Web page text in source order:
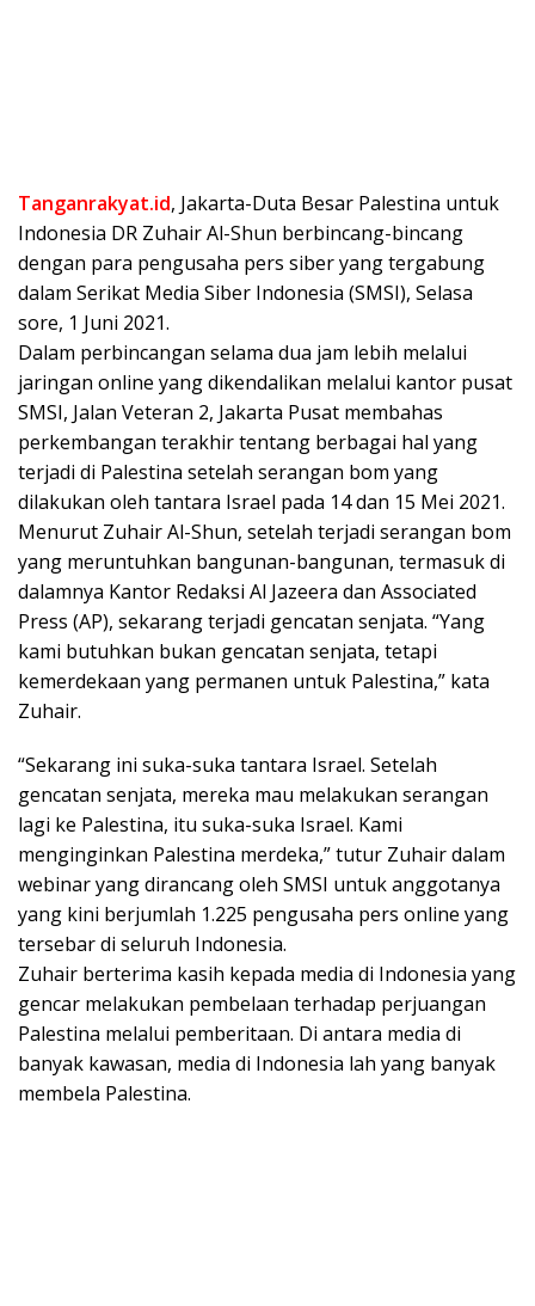
Tanganrakyat.id, Jakarta-Duta Besar Palestina untuk
Indonesia DR Zuhair Al-Shun berbincang-bincang
dengan para pengusaha pers siber yang tergabung
dalam Serikat Media Siber Indonesia (SMSI), Selasa
sore, 1 Juni 2021.
Dalam perbincangan selama dua jam lebih melalui
jaringan online yang dikendalikan melalui kantor pusat
SMSI, Jalan Veteran 2, Jakarta Pusat membahas
perkembangan terakhir tentang berbagai hal yang
terjadi di Palestina setelah serangan bom yang
dilakukan oleh tantara Israel pada 14 dan 15 Mei 2021.
Menurut Zuhair Al-Shun, setelah terjadi serangan bom
yang meruntuhkan bangunan-bangunan, termasuk di
dalamnya Kantor Redaksi Al Jazeera dan Associated
Press (AP), sekarang terjadi gencatan senjata. “Yang
kami butuhkan bukan gencatan senjata, tetapi
kemerdekaan yang permanen untuk Palestina,” kata
Zuhair.
“Sekarang ini suka-suka tantara Israel. Setelah
gencatan senjata, mereka mau melakukan serangan
lagi ke Palestina, itu suka-suka Israel. Kami
menginginkan Palestina merdeka,” tutur Zuhair dalam
webinar yang dirancang oleh SMSI untuk anggotanya
yang kini berjumlah 1.225 pengusaha pers online yang
tersebar di seluruh Indonesia.
Zuhair berterima kasih kepada media di Indonesia yang
gencar melakukan pembelaan terhadap perjuangan
Palestina melalui pemberitaan. Di antara media di
banyak kawasan, media di Indonesia lah yang banyak
membela Palestina.